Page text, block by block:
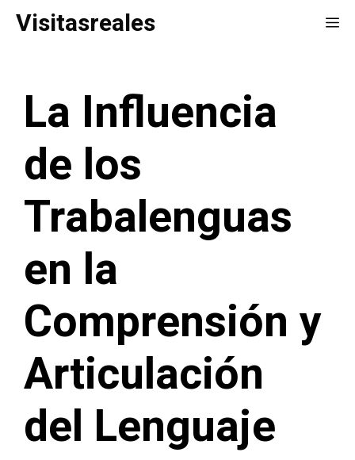
Saltar
Visitasreales
La Influencia
de los
Trabalenguas
en la
Comprensión y
Articulación
del Lenguaje